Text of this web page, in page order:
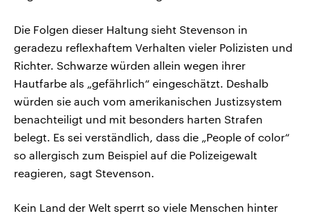
Die Folgen dieser Haltung sieht Stevenson in
geradezu reflexhaftem Verhalten vieler Polizisten und
Richter. Schwarze würden allein wegen ihrer
Hautfarbe als „gefährlich“ eingeschätzt. Deshalb
würden sie auch vom amerikanischen Justizsystem
benachteiligt und mit besonders harten Strafen
belegt. Es sei verständlich, dass die „People of color“
so allergisch zum Beispiel auf die Polizeigewalt
reagieren, sagt Stevenson.
Kein Land der Welt sperrt so viele Menschen hinter